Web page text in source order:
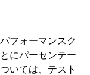
フォーマンスク
にパーセンテー
いては、テスト